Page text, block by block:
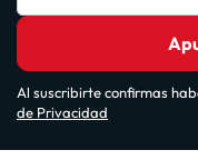
Al suscribirte confirmas
de Privacidad